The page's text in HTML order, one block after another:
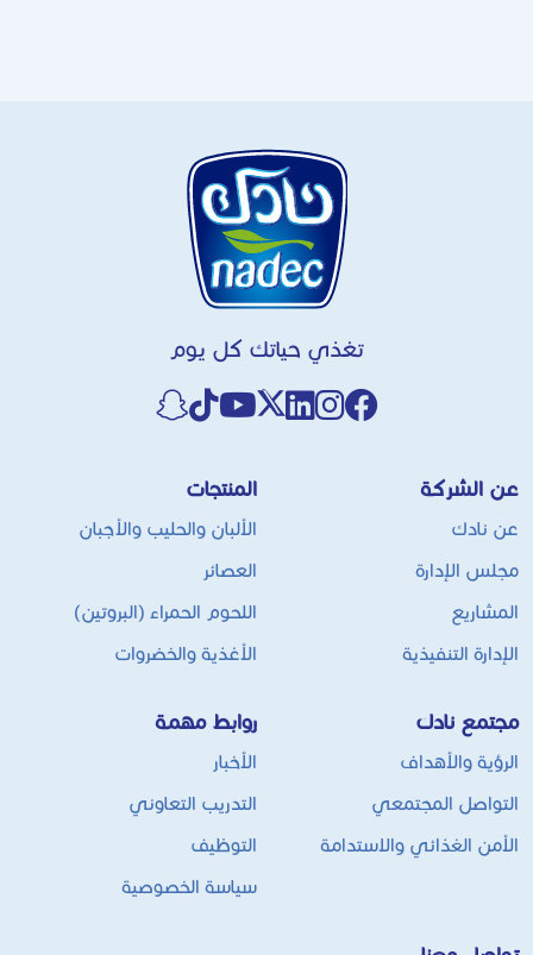
تغذي حياتك كل يوم
عن الشركة
عن نادك
مجلس الإدارة
المشاريع
الإدارة التنفيذية
المنتجات
الألبان والحليب والأجبان
العصائر
اللحوم الحمراء (البروتين)
الأغذية والخضروات
مجتمع نادك
الرؤية والأهداف
التواصل المجتمعي
الأمن الغذائي والاستدامة
روابط مهمة
الأخبار
التدريب التعاوني
التوظيف
سياسة الخصوصية